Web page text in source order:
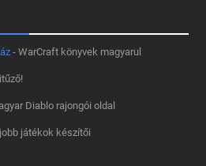
- WarCraft könyvek magyarul
Diablo rajongói oldal
játékok készítői